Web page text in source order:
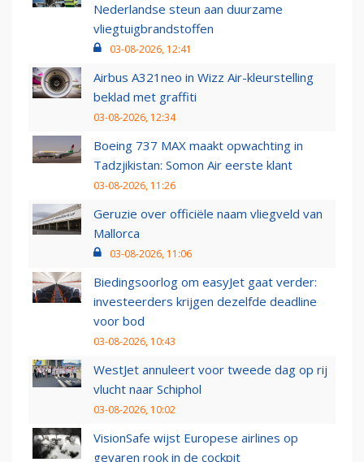
Nederlandse steun aan duurzame
vliegtuigbrandstoffen
03-08-2026, 12:41
Airbus A321neo in Wizz Air-kleurstelling
beklad met graffiti
03-08-2026, 12:34
Boeing 737 MAX maakt opwachting in
Tadzjikistan: Somon Air eerste klant
03-08-2026, 11:26
Geruzie over officiële naam vliegveld van
Mallorca
03-08-2026, 11:06
Biedingsoorlog om easyJet gaat verder:
investeerders krijgen dezelfde deadline
voor bod
03-08-2026, 10:43
WestJet annuleert voor tweede dag op rij
vlucht naar Schiphol
03-08-2026, 10:02
VisionSafe wijst Europese airlines op
gevaren rook in de cockpit